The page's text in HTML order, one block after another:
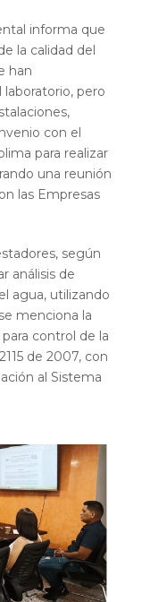
informa que
la calidad del
han
pero
con el
para realizar
una reunión
las Empresas
según
análisis de
agua, utilizando
menciona la
control de la
de 2007, con
al Sistema